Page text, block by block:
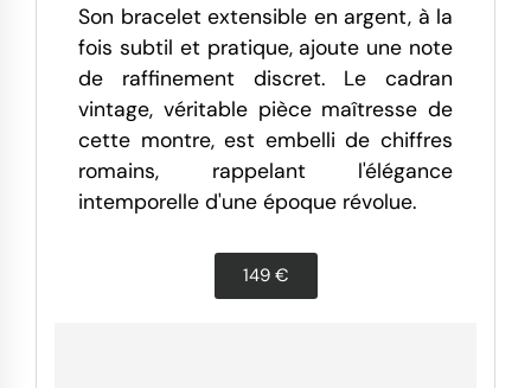
Son bracelet extensible en argent, à la
fois subtil et pratique, ajoute une note
de raffinement discret. Le cadran
vintage, véritable pièce maîtresse de
cette montre, est embelli de chiffres
romains, rappelant l'élégance
intemporelle d'une époque révolue.
149 €